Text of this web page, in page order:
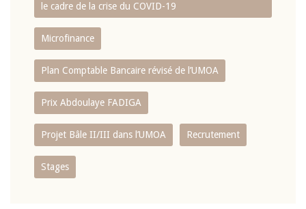
le cadre de la crise du COVID-19
Microfinance
Plan Comptable Bancaire révisé de l’UMOA
Prix Abdoulaye FADIGA
Projet Bâle II/III dans l’UMOA Recrutement
Stages